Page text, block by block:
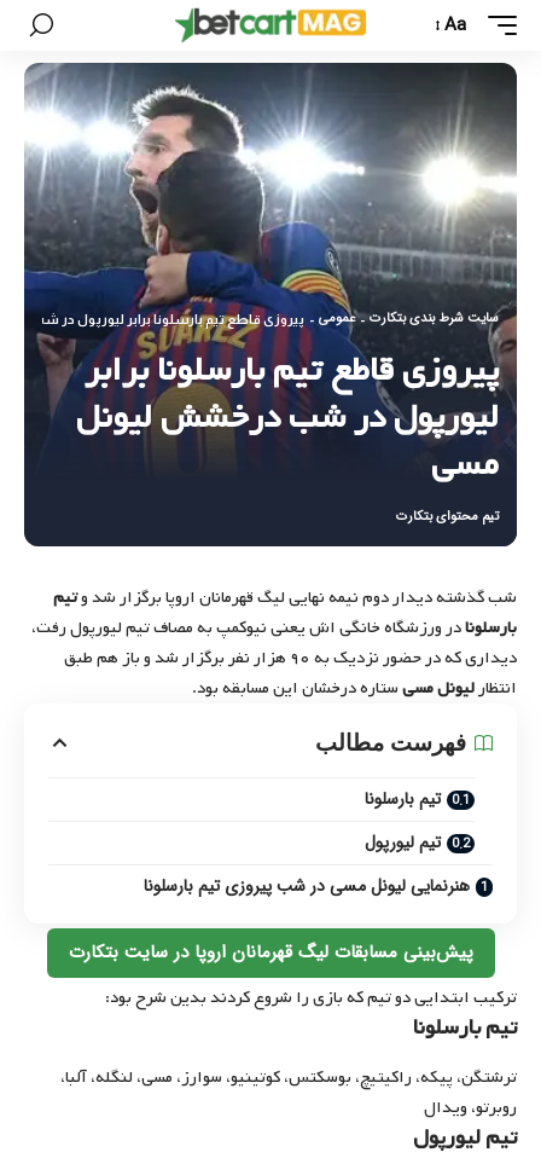
Aa
سایت شرط بندی بتکارت - عمومی - پیروزی قاطع تیم بارسلونا برابر لیورپول در شب
پیروزی قاطع تیم بارسلونا برابر
لیورپول در شب درخشش لیونل
مسی
تیم محتوای بتکارت
شب گذشته دیدار دوم نیمه نهایی لیگ قهرمانان اروپا برگزار شد وتیم
بارسلونادر ورزشگاه خانگی اش یعنی نیوکمپ به مصاف تیم لیورپول رفت،
دیداری که در حضور نزدیک به ۹۰ هزار نفر برگزار شد و باز هم طبق
انتظارلیونل مسیستاره درخشان این مسابقه بود.
فهرست مطالب
تیم بارسلونا
تیم لیورپول
هنرنمایی لیونل مسی در شب پیروزی تیم بارسلونا
پیش‌بینی مسابقات لیگ قهرمانان اروپا در سایت بتکارت
ترکیب ابتدایی دو تیم که بازی را شروع کردند بدین شرح بود:
تیم بارسلونا
ترشتگن، پیکه، راکیتیچ، بوسکتس، کوتینیو، سوارز، مسی، لنگله، آلبا،
روبرتو، ویدال
تیم لیورپول